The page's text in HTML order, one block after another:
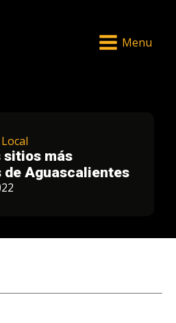
Menu
Local
sitios más
Aguascalientes